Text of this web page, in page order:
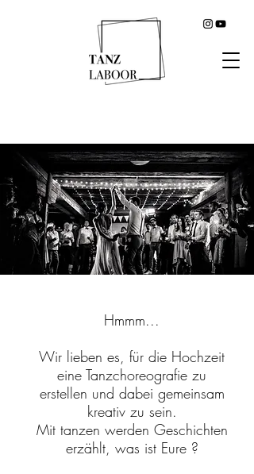
Hmmm...
Wir lieben es, für die Hochzeit
eine Tanzchoreografie zu
erstellen und dabei gemeinsam
kreativ zu sein.
Mit tanzen werden Geschichten
erzählt, was ist Eure ?